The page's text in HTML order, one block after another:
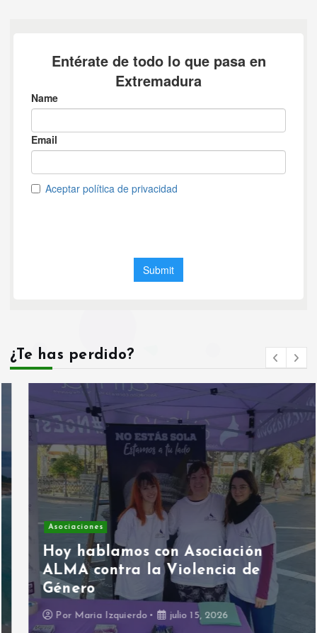
¿Te has perdido?
Asociaciones
Hoy hablamos con Asociación
ALMA contra la Violencia de
Género
Por Maria Izquierdo julio 15, 2026